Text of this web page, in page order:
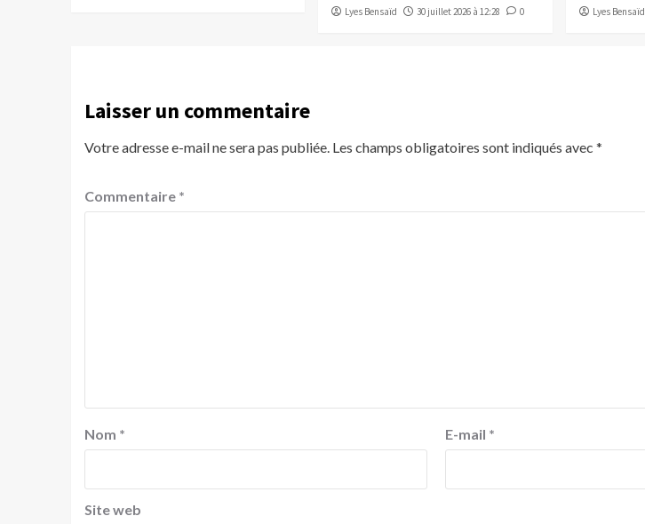
Lyes Bensaïd 30 juillet 2026 à 12:28 0 Lyes Bensaïd
Laisser un commentaire
Votre adresse e-mail ne sera pas publiée. Les champs obligatoires sont indiqués avec *
Commentaire *
Nom * E-mail *
Site web